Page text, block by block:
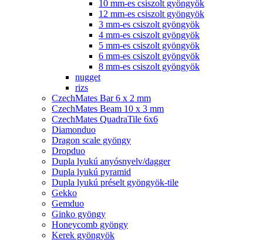
10 mm-es csiszolt gyöngyök
12 mm-es csiszolt gyöngyök
3 mm-es csiszolt gyöngyök
4 mm-es csiszolt gyöngyök
5 mm-es csiszolt gyöngyök
6 mm-es csiszolt gyöngyök
8 mm-es csiszolt gyöngyök
nugget
rizs
CzechMates Bar 6 x 2 mm
CzechMates Beam 10 x 3 mm
CzechMates QuadraTile 6x6
Diamonduo
Dragon scale gyöngy
Dropduo
Dupla lyukú anyósnyelv/dagger
Dupla lyukú pyramid
Dupla lyukú préselt gyöngyök-tile
Gekko
Gemduo
Ginko gyöngy
Honeycomb gyöngy
Kerek gyöngyök